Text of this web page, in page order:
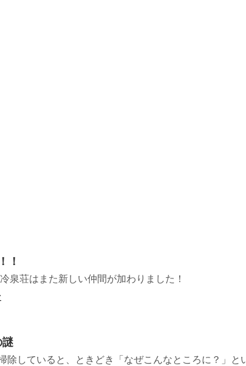
！
泉荘はまた新しい仲間が加わりました！
謎
除していると、ときどき「なぜこんなところに？」と